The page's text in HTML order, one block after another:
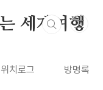
세계여행
위치로그 방명록